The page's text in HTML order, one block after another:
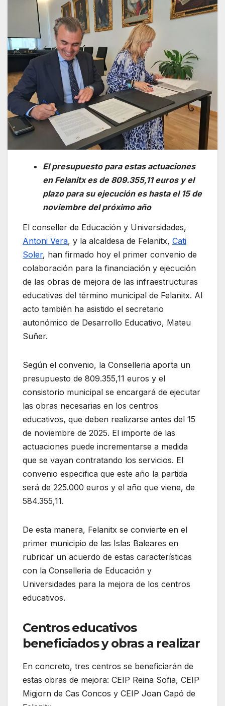
El presupuesto para estas actuaciones
en Felanitx es de 809.355,11 euros y el
plazo para su ejecución es hasta el 15 de
noviembre del próximo año
El conseller de Educación y Universidades,
Antoni Vera, y la alcaldesa de Felanitx, Cati
Soler, han firmado hoy el primer convenio de
colaboración para la financiación y ejecución
de las obras de mejora de las infraestructuras
educativas del término municipal de Felanitx. Al
acto también ha asistido el secretario
autonómico de Desarrollo Educativo, Mateu
Suñer.
Según el convenio, la Conselleria aporta un
presupuesto de 809.355,11 euros y el
consistorio municipal se encargará de ejecutar
las obras necesarias en los centros
educativos, que deben realizarse antes del 15
de noviembre de 2025. El importe de las
actuaciones puede incrementarse a medida
que se vayan contratando los servicios. El
convenio especifica que este año la partida
será de 225.000 euros y el año que viene, de
584.355,11.
De esta manera, Felanitx se convierte en el
primer municipio de las Islas Baleares en
rubricar un acuerdo de estas características
con la Conselleria de Educación y
Universidades para la mejora de los centros
educativos.
Centros educativos
beneficiados y obras a realizar
En concreto, tres centros se beneficiarán de
estas obras de mejora: CEIP Reina Sofia, CEIP
Migjorn de Cas Concos y CEIP Joan Capó de